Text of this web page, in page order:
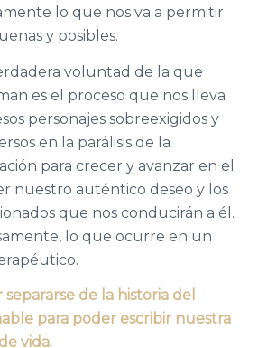
lo que nos va a permitir
y posibles.
voluntad de la que
es el proceso que nos lleva
personajes sobreexigidos y
en la parálisis de la
para crecer y avanzar en el
nuestro auténtico deseo y los
que nos conducirán a él.
lo que ocurre en un
de la historia del
para poder escribir nuestra
vida.